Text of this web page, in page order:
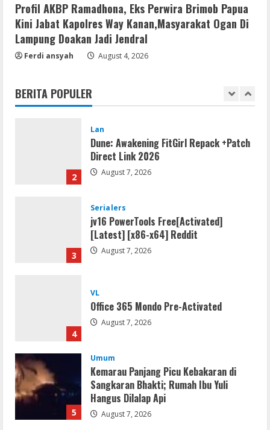
Profil AKBP Ramadhona, Eks Perwira Brimob Papua
Kini Jabat Kapolres Way Kanan,Masyarakat Ogan Di
Lampung Doakan Jadi Jendral
Ferdi ansyah August 4, 2026
BERITA POPULER
5
Hangus Dilalap Api
August 7, 2026
1
2
Lan
Dune: Awakening FitGirl Repack +Patch
Direct Link 2026
August 7, 2026
3
Serialers
jv16 PowerTools Free[Activated]
[Latest] [x86-x64] Reddit
August 7, 2026
4
VL
Office 365 Mondo Pre-Activated
August 7, 2026
5
Umum
Kemarau Panjang Picu Kebakaran di
Sangkaran Bhakti; Rumah Ibu Yuli
Hangus Dilalap Api
August 7, 2026